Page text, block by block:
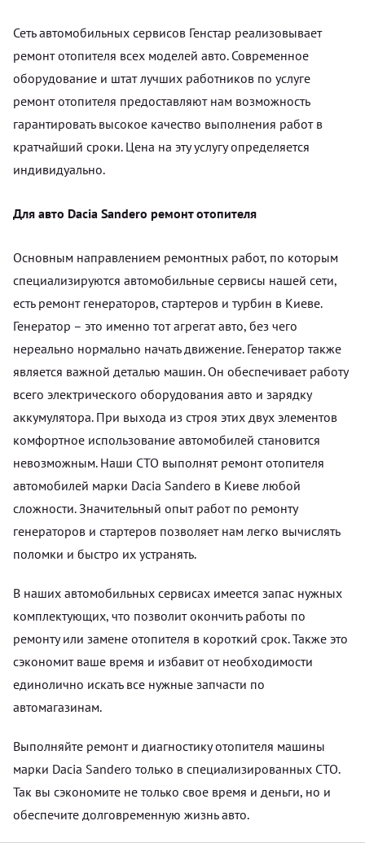
Сеть автомобильных сервисов Генстар реализовывает
ремонт отопителя всех моделей авто. Современное
оборудование и штат лучших работников по услуге
ремонт отопителя предоставляют нам возможность
гарантировать высокое качество выполнения работ в
кратчайший сроки. Цена на эту услугу определяется
индивидуально.
Для авто Dacia Sandero ремонт отопителя
Основным направлением ремонтных работ, по которым
специализируются автомобильные сервисы нашей сети,
есть ремонт генераторов, стартеров и турбин в Киеве.
Генератор – это именно тот агрегат авто, без чего
нереально нормально начать движение. Генератор также
является важной деталью машин. Он обеспечивает работу
всего электрического оборудования авто и зарядку
аккумулятора. При выхода из строя этих двух элементов
комфортное использование автомобилей становится
невозможным. Наши СТО выполнят ремонт отопителя
автомобилей марки Dacia Sandero в Киеве любой
сложности. Значительный опыт работ по ремонту
генераторов и стартеров позволяет нам легко вычислять
поломки и быстро их устранять.
В наших автомобильных сервисах имеется запас нужных
комплектующих, что позволит окончить работы по
ремонту или замене отопителя в короткий срок. Также это
сэкономит ваше время и избавит от необходимости
единолично искать все нужные запчасти по
автомагазинам.
Выполняйте ремонт и диагностику отопителя машины
марки Dacia Sandero только в специализированных СТО.
Так вы сэкономите не только свое время и деньги, но и
обеспечите долговременную жизнь авто.